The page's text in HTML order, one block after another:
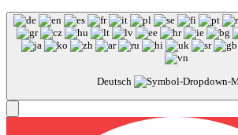
Deutsch